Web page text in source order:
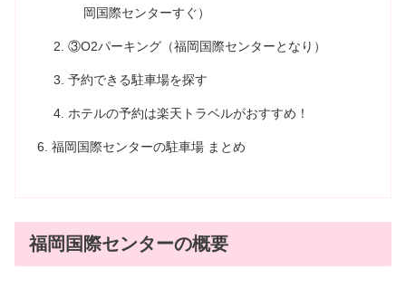
岡国際センターすぐ）
③O2パーキング（福岡国際センターとなり）
予約できる駐車場を探す
ホテルの予約は楽天トラベルがおすすめ！
福岡国際センターの駐車場 まとめ
福岡国際センターの概要